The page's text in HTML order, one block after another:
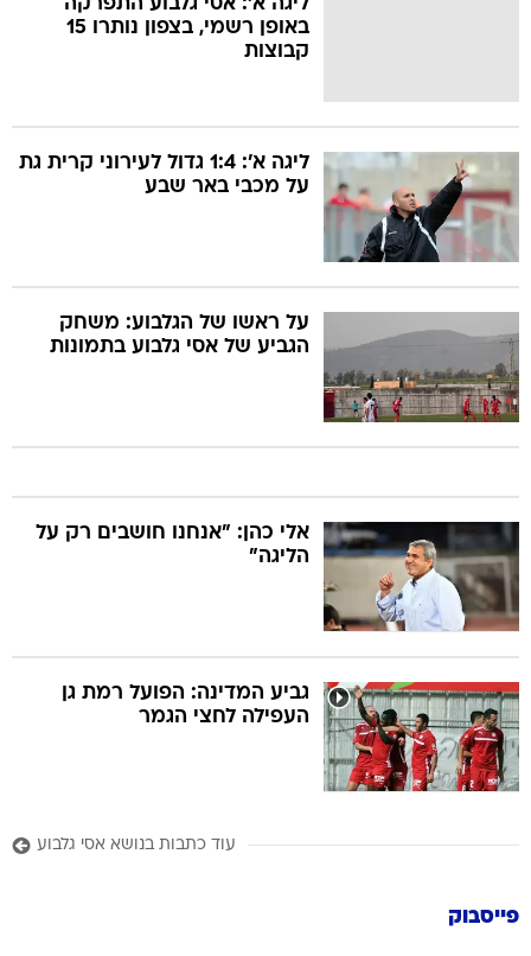
באופן רשמי, בצפון נותרו 15
קבוצות
ליגה א': 1:4 גדול לעירוני קרית גת
על מכבי באר שבע
על ראשו של הגלבוע: משחק
הגביע של אסי גלבוע בתמונות
אלי כהן: "אנחנו חושבים רק על
הליגה"
גביע המדינה: הפועל רמת גן
העפילה לחצי הגמר
עוד כתבות בנושא אסי גלבוע
פייסבוק